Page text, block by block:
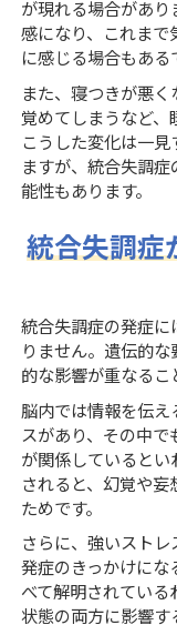
が現れる場合があり
感になり、これまで
に感じる場合もある
また、寝つきが悪
覚めてしまうなど、
こうした変化は一見
ますが、統合失調症
能性もあります。
統合失調症
統合失調症の発症に
りません。遺伝的
的な影響が重なるこ
脳内では情報を伝え
スがあり、その中で
が関係しているとい
されると、幻覚や
ためです。
さらに、強いスト
発症のきっかけにな
べて解明されている
状態の両方に影響す